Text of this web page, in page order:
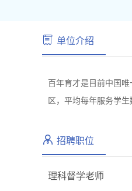
单位介绍
百年育才是目前中国
区，平均每年服务学
招聘职位
理科督学老师